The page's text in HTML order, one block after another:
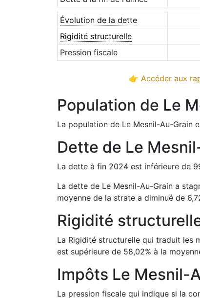
Évolution de la dette
Rigidité structurelle
Pression fiscale
👉 Accéder aux
Population de Le
La population de Le Mesnil-Au-Grain
Dette de Le
La dette à fin 2024 est inférieure de
La dette de Le Mesnil-Au-Grain a
moyenne de la strate a diminué de
Rigidité
La Rigidité structurelle qui traduit les
est supérieure de 58,02% à la
Impôts Le Mesnil-
La pression fiscale qui indique si la